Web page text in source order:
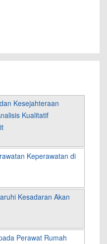
Kesejahteraan
Kualitatif
Keperawatan di
Kesadaran Akan
Perawat Rumah